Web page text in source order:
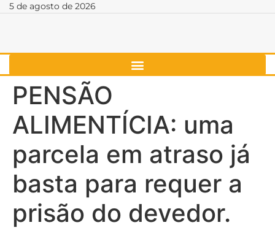
5 de agosto de 2026
PENSÃO
ALIMENTÍCIA: uma
parcela em atraso já
basta para requer a
prisão do devedor.